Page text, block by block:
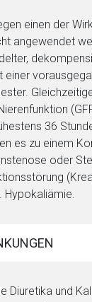
einen der
angewendet
36
es zu einem
oder
Diuretika und